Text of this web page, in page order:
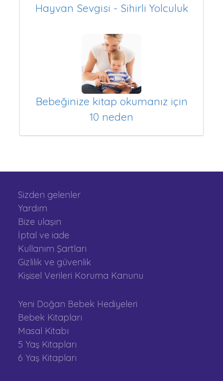
Hayvan Sevgisi - Sihirli Yolculuk
Bebeğinize kitap okumanız için
10 neden
Sizden gelenler
Yardım
Bize ulaşın
İptal ve iade
Kullanım Şartları
Gizlilik ve güvenlik
Kişisel Verileri Koruma Kanunu
Yeni Doğan Bebek Hediyeleri
Bebek Kitapları
Masal Kitabı
5 Yaş Kitapları
6 Yaş Kitapları